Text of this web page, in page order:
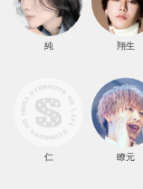
純 翔生
仁 瞭元